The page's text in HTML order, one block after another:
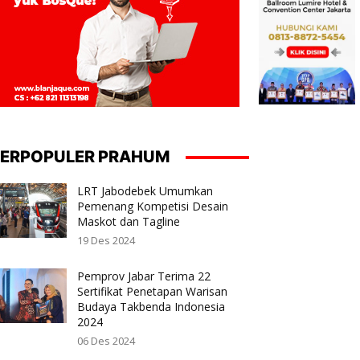
PRAHUM
LRT Jabodebek Umumkan
Pemenang Kompetisi Desain
Maskot dan Tagline
19 Des 2024
Pemprov Jabar Terima 22
Sertifikat Penetapan Warisan
Budaya Takbenda Indonesia
2024
06 Des 2024